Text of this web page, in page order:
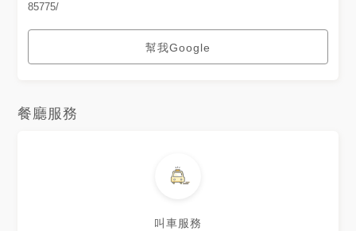
市美食 #嘉義甜點 #嘉義冰品 #
壁 #泰奶刨冰 #草莓聖代 #烤麻
#popyummy #chiayi
85775/
幫我Google
餐廳服務
叫車服務